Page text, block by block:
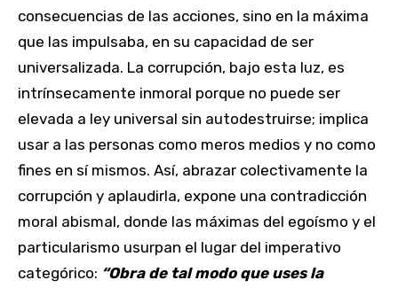
consecuencias de las acciones, sino en la máxima
que las impulsaba, en su capacidad de ser
universalizada. La corrupción, bajo esta luz, es
intrínsecamente inmoral porque no puede ser
elevada a ley universal sin autodestruirse; implica
usar a las personas como meros medios y no como
fines en sí mismos. Así, abrazar colectivamente la
corrupción y aplaudirla, expone una contradicción
moral abismal, donde las máximas del egoísmo y el
particularismo usurpan el lugar del imperativo
categórico: “Obra de tal modo que uses la